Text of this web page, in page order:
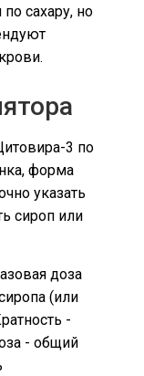
сахару, но
3 по
форма
указать
сироп или
доза
(или
-
- общий